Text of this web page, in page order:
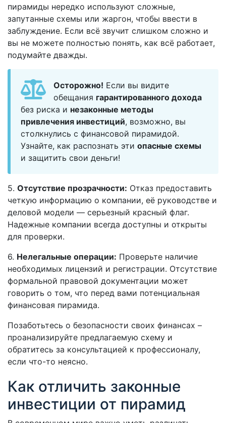
пирамиды нередко используют сложные,
запутанные схемы или жаргон, чтобы ввести в
заблуждение. Если всё звучит слишком сложно и
вы не можете полностью понять, как всё работает,
подумайте дважды.
Осторожно! Если вы видите
обещания гарантированного дохода
без риска и незаконные методы
привлечения инвестиций, возможно, вы
столкнулись с финансовой пирамидой.
Узнайте, как распознать эти опасные схемы
и защитить свои деньги!
5. Отсутствие прозрачности: Отказ предоставить
четкую информацию о компании, её руководстве и
деловой модели — серьезный красный флаг.
Надежные компании всегда доступны и открыты
для проверки.
6. Нелегальные операции: Проверьте наличие
необходимых лицензий и регистрации. Отсутствие
формальной правовой документации может
говорить о том, что перед вами потенциальная
финансовая пирамида.
Позаботьтесь о безопасности своих финансах –
проанализируйте предлагаемую схему и
обратитесь за консультацией к профессионалу,
если что-то неясно.
Как отличить законные
инвестиции от пирамид